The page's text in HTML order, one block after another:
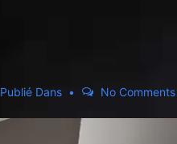
Publié Dans No Comments